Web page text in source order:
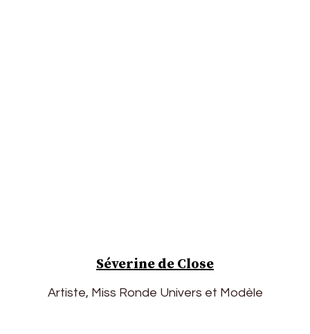
Séverine de Close
Artiste, Miss Ronde Univers et Modèle